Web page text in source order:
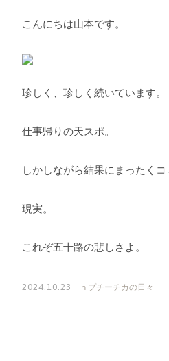
こんにちは山本です。
珍しく、珍しく続いています。
仕事帰りの天スポ。
しかしながら結果にまったく
現実。
これぞ五十路の悲しさよ。
2024.10.23 in プチーチカの日々